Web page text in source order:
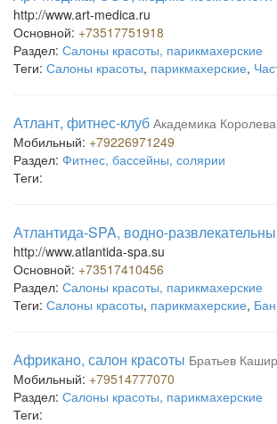
http://www.art-medica.ru
Основной: +73517751918
Раздел: Салоны красоты, парикмахерские
Теги: Салоны красоты, парикмахерские,
Атлант, фитнес-клуб Академика
Мобильный: +79226971249
Раздел: Фитнес, бассейны, солярии
Теги:
Атлантида-SPA, водно-
http://www.atlantida-spa.su
Основной: +73517410456
Раздел: Салоны красоты, парикмахерские
Теги: Салоны красоты, парикмахерские,
Африкано, салон красоты Братьев
Мобильный: +79514777070
Раздел: Салоны красоты, парикмахерские
Теги: